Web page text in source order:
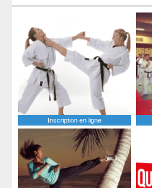
Inscription en ligne